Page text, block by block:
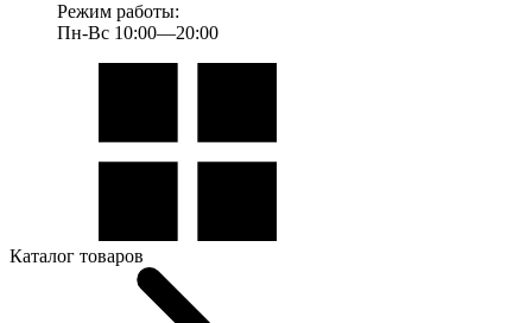
Режим работы:
Пн-Вс 10:00—20:00
Каталог товаров